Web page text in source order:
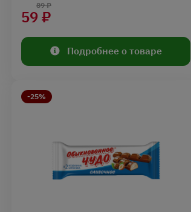
59 ₽
89 ₽
Подробнее о товаре
-25%